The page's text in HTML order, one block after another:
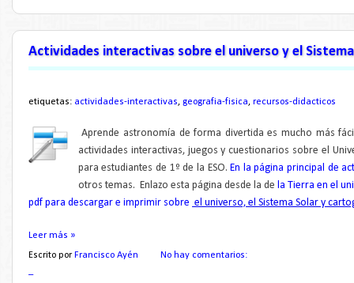
Actividades interactivas sobre el universo y el
etiquetas: actividades-interactivas, geografia-fisica, recursos-didacticos
Aprende astronomía de forma divertida es mucho más
actividades interactivas, juegos y cuestionarios sobre el
para estudiantes de 1º de la ESO. En la página principal de
otros temas. Enlazo esta página desde la de
la Tierra en el
pdf para descargar e imprimir sobre el universo, el Sistema Solar y
Leer más »
Escrito porFrancisco Ayén
No hay comentarios: